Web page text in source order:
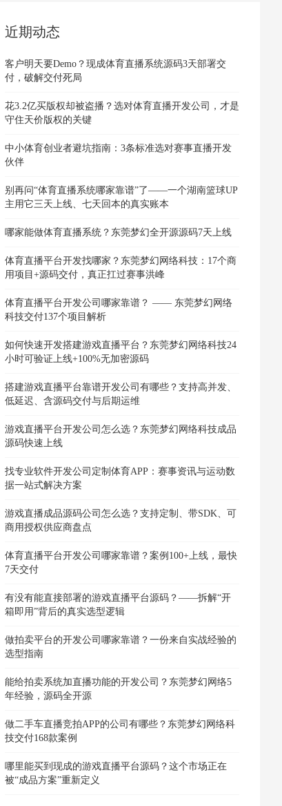
近期动态
客户明天要Demo？现成体育直播系统源码3天部署交
付，破解交付死局
花3.2亿买版权却被盗播？选对体育直播开发公司，才是
守住天价版权的关键
中小体育创业者避坑指南：3条标准选对赛事直播开发
伙伴
别再问“体育直播系统哪家靠谱”了——一个湖南篮球UP
主用它三天上线、七天回本的真实账本
哪家能做体育直播系统？东莞梦幻全开源源码7天上线
体育直播平台开发找哪家？东莞梦幻网络科技：17个商
用项目+源码交付，真正扛过赛事洪峰
体育直播平台开发公司哪家靠谱？ —— 东莞梦幻网络
科技交付137个项目解析
如何快速开发搭建游戏直播平台？东莞梦幻网络科技24
小时可验证上线+100%无加密源码
搭建游戏直播平台靠谱开发公司有哪些？支持高并发、
低延迟、含源码交付与后期运维
游戏直播平台开发公司怎么选？东莞梦幻网络科技成品
源码快速上线
找专业软件开发公司定制体育APP：赛事资讯与运动数
据一站式解决方案
游戏直播成品源码公司怎么选？支持定制、带SDK、可
商用授权供应商盘点
体育直播平台开发公司哪家靠谱？案例100+上线，最快
7天交付
有没有能直接部署的游戏直播平台源码？——拆解“开
箱即用”背后的真实选型逻辑
做拍卖平台的开发公司哪家靠谱？一份来自实战经验的
选型指南
能给拍卖系统加直播功能的开发公司？东莞梦幻网络5
年经验，源码全开源
做二手车直播竞拍APP的公司有哪些？东莞梦幻网络科
技交付168款案例
哪里能买到现成的游戏直播平台源码？这个市场正在
被“成品方案”重新定义